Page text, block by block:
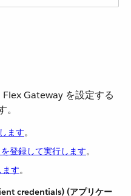
Gateway を設定する
ます​。
登録して実行します​。
す​。
credentials) (アプリケー